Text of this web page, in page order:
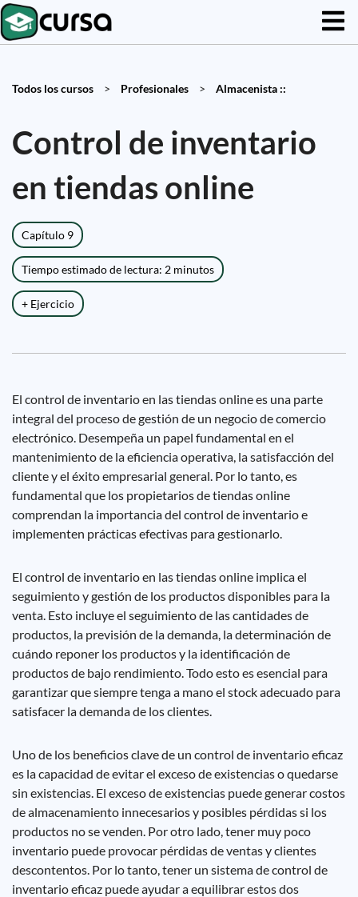
Todos los cursos > Profesionales > Almacenista ::
Control de inventario
en tiendas online
Capítulo 9
Tiempo estimado de lectura: 2 minutos
+ Ejercicio
El control de inventario en las tiendas online es una parte
integral del proceso de gestión de un negocio de comercio
electrónico. Desempeña un papel fundamental en el
mantenimiento de la eficiencia operativa, la satisfacción del
cliente y el éxito empresarial general. Por lo tanto, es
fundamental que los propietarios de tiendas online
comprendan la importancia del control de inventario e
implementen prácticas efectivas para gestionarlo.
El control de inventario en las tiendas online implica el
seguimiento y gestión de los productos disponibles para la
venta. Esto incluye el seguimiento de las cantidades de
productos, la previsión de la demanda, la determinación de
cuándo reponer los productos y la identificación de
productos de bajo rendimiento. Todo esto es esencial para
garantizar que siempre tenga a mano el stock adecuado para
satisfacer la demanda de los clientes.
Uno de los beneficios clave de un control de inventario eficaz
es la capacidad de evitar el exceso de existencias o quedarse
sin existencias. El exceso de existencias puede generar costos
de almacenamiento innecesarios y posibles pérdidas si los
productos no se venden. Por otro lado, tener muy poco
inventario puede provocar pérdidas de ventas y clientes
descontentos. Por lo tanto, tener un sistema de control de
inventario eficaz puede ayudar a equilibrar estos dos